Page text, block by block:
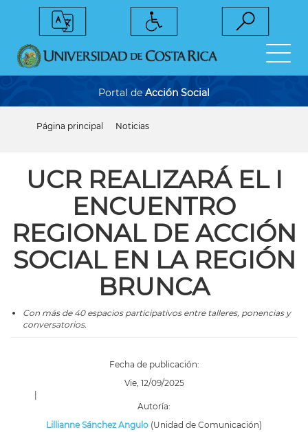
Portal de Acción Social
ayuda
a
la
navegación
Página principal Noticias
UCR REALIZARÁ EL I
ENCUENTRO
REGIONAL DE ACCIÓN
SOCIAL EN LA REGIÓN
BRUNCA
Con más de 40 espacios participativos entre talleres, ponencias y
conversatorios.
Fecha de publicación:
Vie, 12/09/2025
|
Autoría:
Lillianne Sánchez Angulo (Unidad de Comunicación)